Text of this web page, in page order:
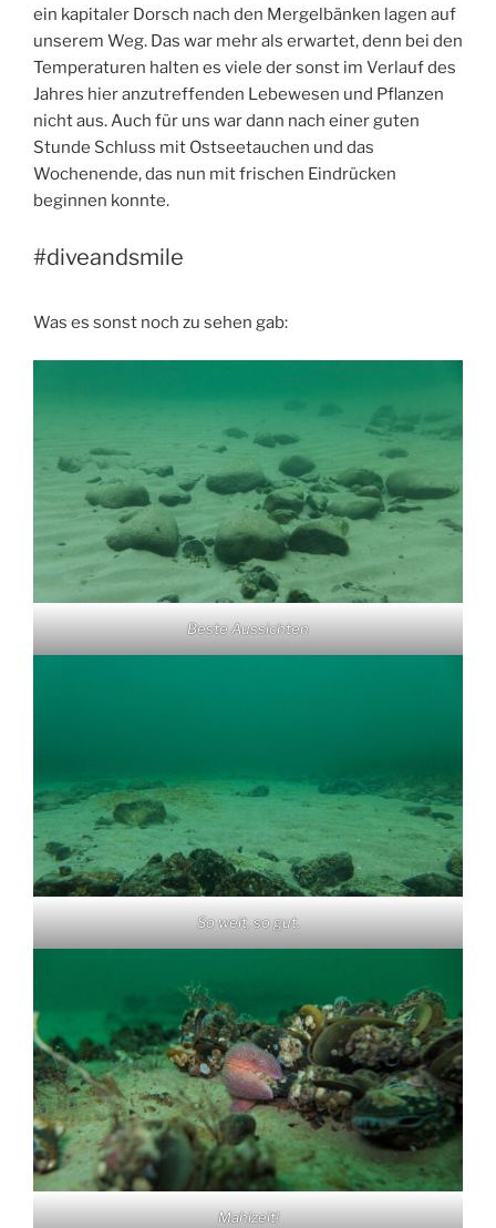
ein kapitaler Dorsch nach den Mergelbänken lagen auf
unserem Weg. Das war mehr als erwartet, denn bei den
Temperaturen halten es viele der sonst im Verlauf des
Jahres hier anzutreffenden Lebewesen und Pflanzen
nicht aus. Auch für uns war dann nach einer guten
Stunde Schluss mit Ostseetauchen und das
Wochenende, das nun mit frischen Eindrücken
beginnen konnte.
#diveandsmile
Was es sonst noch zu sehen gab:
Beste Aussichten
So weit, so gut.
Mahlzeit!